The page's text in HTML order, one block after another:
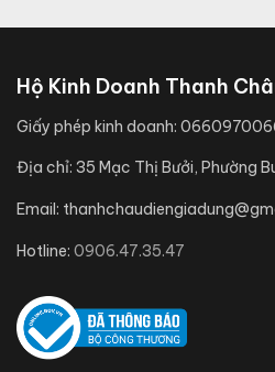
Hộ Kinh Doanh Thanh
Giấy phép kinh doanh:
Địa chỉ: 35 Mạc Thị Bưởi, Phường
Email:
Hotline: 0906.47.35.47